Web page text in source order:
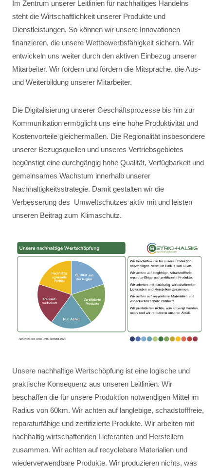
Im Zentrum unserer Leitlinien für nachhaltiges Handelns
steht die Wirtschaftlichkeit unserer Produkte und
Dienstleistungen. So können wir unsere Innovationen
finanzieren, die unsere Wettbewerbsfähigkeit sichern. Wir
entwickeln uns weiter durch den aktiven Einbezug unserer
Mitarbeiter. Wir fordern und fördern die Mitsprache, die Aus-
und Weiterbildung unserer Mitarbeiter.
Die Digitalisierung unserer Geschäftsprozesse bis hin zur
Kommunikation ermöglicht uns eine hohe Produktivität und
Kostenvorteile gleichermaßen. Die Regionalität insbesondere
unserer Bezugsquellen und unseres Vertriebsgebietes
begünstigt eine durchgängig hohe Qualität, Verfügbarkeit und
gemeinsames Wachstum innerhalb unserer
Nachhaltigkeitsstrategie. Damit gestalten wir die
Verbesserung des Umweltschutzes aktiv mit und leisten
unseren Beitrag zum Klimaschutz.
Unsere nachhaltige Wertschöpfung ist eine logische und
praktische Konsequenz aus unseren Leitlinien. Wir
beschaffen die für unsere Produktion notwendigen Mittel im
Radius von 60km. Wir achten auf langlebige, schadstofffreie,
reparaturfähige und zertifizierte Produkte. Wir arbeiten mit
nachhaltig wirtschaftenden Lieferanten und Herstellern
zusammen. Wir achten auf recyclebare Materialien und
wiederverwendbare Produkte. Wir produzieren nichts, was